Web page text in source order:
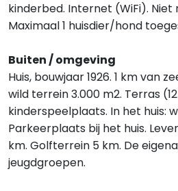
kinderbed. Internet (WiFi). Niet
Maximaal 1 huisdier/hond
Buiten / omgeving
Huis, bouwjaar 1926. 1 km van
wild terrein 3.000 m2. Terras
kinderspeelplaats. In het huis:
Parkeerplaats bij het huis.
km. Golfterrein 5 km. De
jeugdgroepen.